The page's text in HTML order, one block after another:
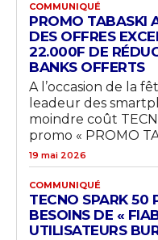
COMMUNIQUÉ
PROMO TABASKI
DES OFFRES
22.000F DE
BANKS OFFERTS
A l’occasion de la
leadeur des
moindre coût
promo « PROMO
19 mai 2026
COMMUNIQUÉ
TECNO SPARK 50
BESOINS DE «
UTILISATEURS